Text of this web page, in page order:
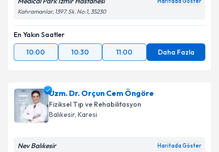
Kahramanlar, 1397. Sk. No:1, 35230
En Yakın Saatler
10:00
10:30 11:00 Daha Fazla
Uzm. Dr. Orçun Cem Öngöre
Fiziksel Tıp ve Rehabilitasyon
Balıkesir, Karesi
Nev Balıkesir Haritada Göster